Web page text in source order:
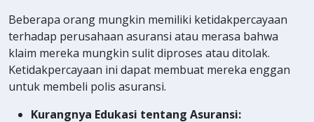
Beberapa orang mungkin memiliki ketidakpercayaan
terhadap perusahaan asuransi atau merasa bahwa
klaim mereka mungkin sulit diproses atau ditolak.
Ketidakpercayaan ini dapat membuat mereka enggan
untuk membeli polis asuransi.
Kurangnya Edukasi tentang Asuransi: